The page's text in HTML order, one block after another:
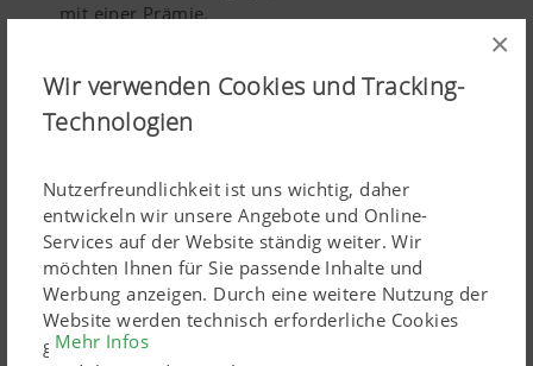
×
Wir verwenden Cookies und Tracking-
Technologien
Nutzerfreundlichkeit ist uns wichtig, daher
entwickeln wir unsere Angebote und Online-
Services auf der Website ständig weiter. Wir
möchten Ihnen für Sie passende Inhalte und
Werbung anzeigen. Durch eine weitere Nutzung der
Website werden technisch erforderliche Cookies
gesetzt. Personenbezogene Google-Marketing-
Mehr Infos
mit einer Prämie.
Teilen:
Dein Arbeitsort